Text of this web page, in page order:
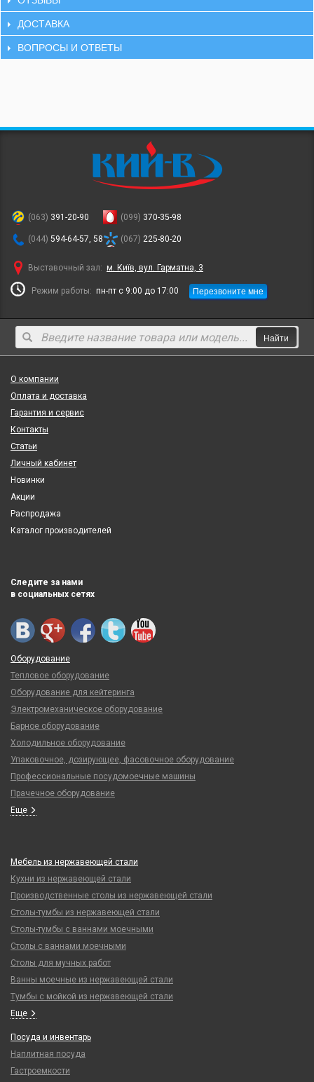
ДОСТАВКА
ВОПРОСЫ И ОТВЕТЫ
(063) 391-20-90
(044) 594-64-57, 58
(099) 370-35-98
(067) 225-80-20
Выставочный зал: м. Київ, вул. Гарматна, 3
Режим работы: пн-пт с 9:00 до 17:00 Перезвоните мне
Найти
О компании
Оплата и доставка
Гарантия и сервис
Контакты
Статьи
Личный кабинет
Новинки
Акции
Распродажа
Каталог производителей
Следите за нами
в социальных сетях
Оборудование
Тепловое оборудование
Оборудование для кейтеринга
Электромеханическое оборудование
Барное оборудование
Холодильное оборудование
Упаковочное, дозирующее, фасовочное оборудование
Профессиональные посудомоечные машины
Прачечное оборудование
Еще
Мебель из нержавеющей стали
Кухни из нержавеющей стали
Производственные столы из нержавеющей стали
Столы-тумбы из нержавеющей стали
Столы-тумбы с ваннами моечными
Столы с ваннами моечными
Столы для мучных работ
Ванны моечные из нержавеющей стали
Тумбы с мойкой из нержавеющей стали
Еще
Посуда и инвентарь
Наплитная посуда
Гастроемкости